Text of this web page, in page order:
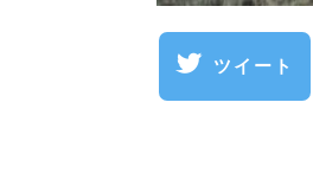
ツイート